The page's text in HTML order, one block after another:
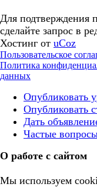
Для подтверждения
сделайте запрос в
Хостинг от uCoz
Пользовательское
Политика
данных
Опубликовать
Опубликовать
Дать
Частые
О работе с сайтом
Мы используем